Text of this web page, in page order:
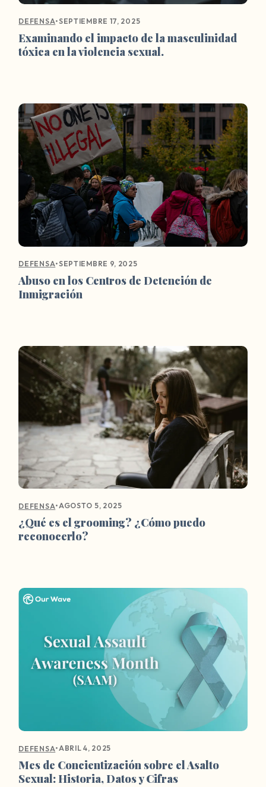
DEFENSA•SEPTIEMBRE 17, 2025
Examinando el impacto de la masculinidad
tóxica en la violencia sexual.
DEFENSA•SEPTIEMBRE 9, 2025
Abuso en los Centros de Detención de
Inmigración
DEFENSA•AGOSTO 5, 2025
¿Qué es el grooming? ¿Cómo puedo
reconocerlo?
DEFENSA•ABRIL 4, 2025
Mes de Concientización sobre el Asalto
Sexual: Historia, Datos y Cifras